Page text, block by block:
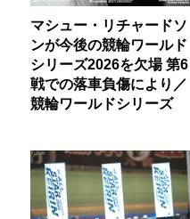
マシュー・リチャードソ
ンが今後の競輪ワールド
シリーズ2026を欠場 第6
戦での落車負傷により／
競輪ワールドシリーズ